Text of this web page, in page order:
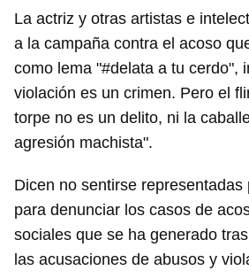
La actriz y otras artistas e
a la campaña contra el acoso
como lema "#delata a tu cerdo",
violación es un crimen. Pero el
torpe no es un delito, ni la
agresión machista".
Dicen no sentirse
para denunciar los casos de
sociales que se ha generado
las acusaciones de abusos y